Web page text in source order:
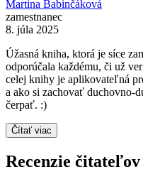
Martina Babinčáková
zamestnanec
8. júla 2025
Úžasná kniha, ktorá je síce
odporúčala každému, či už
celej knihy je aplikovateľná
a ako si zachovať duchovno-
čerpať. :)
Čítať viac
Recenzie čitateľov